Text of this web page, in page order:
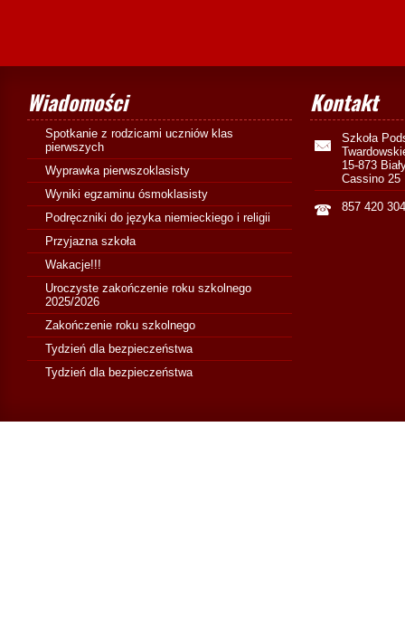
Wiadomości
Spotkanie z rodzicami uczniów klas
pierwszych
Wyprawka pierwszoklasisty
Wyniki egzaminu ósmoklasisty
Podręczniki do języka niemieckiego i religii
Przyjazna szkoła
Wakacje!!!
Uroczyste zakończenie roku szkolnego
2025/2026
Zakończenie roku szkolnego
Tydzień dla bezpieczeństwa
Tydzień dla bezpieczeństwa
Kontakt
Szkoła
15-873
Cassino 25
857 420